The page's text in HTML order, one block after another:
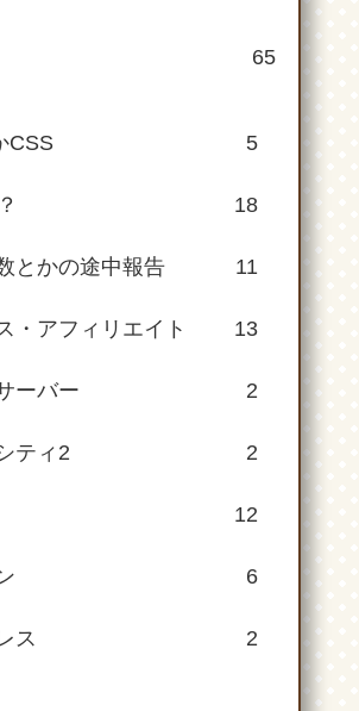
65
CSS 5
18
とかの途中報告 11
・アフィリエイト 13
ーバー 2
ティ2 2
12
6
ス 2